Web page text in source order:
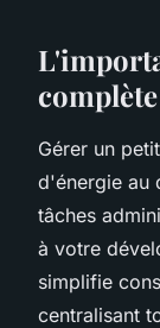
Gérer un
d'énergie au
tâches
à votre
simplifie
centralisant